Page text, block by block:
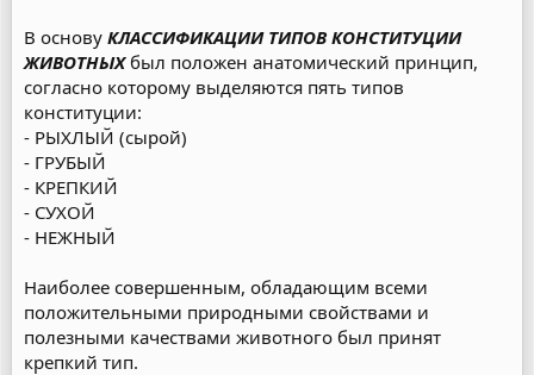
В основу КЛАССИФИКАЦИИ ТИПОВ КОНСТИТУЦИИ
ЖИВОТНЫХбыл положен анатомический принцип,
согласно которому выделяются пять типов
конституции:
- РЫХЛЫЙ (сырой)
- ГРУБЫЙ
- КРЕПКИЙ
- СУХОЙ
- НЕЖНЫЙ
Наиболее совершенным, обладающим всеми
положительными природными свойствами и
полезными качествами животного был принят
крепкий тип.